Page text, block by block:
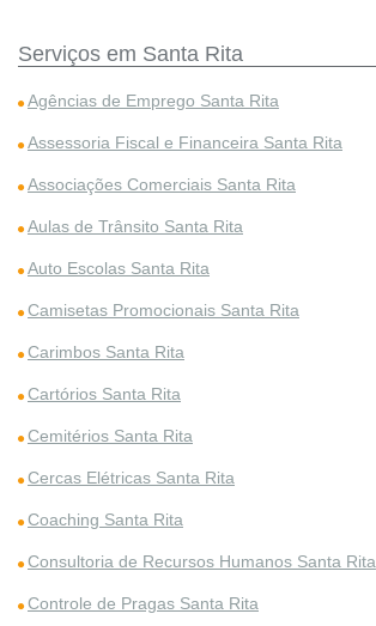
Serviços em Santa Rita
Agências de Emprego Santa Rita
Assessoria Fiscal e Financeira Santa Rita
Associações Comerciais Santa Rita
Aulas de Trânsito Santa Rita
Auto Escolas Santa Rita
Camisetas Promocionais Santa Rita
Carimbos Santa Rita
Cartórios Santa Rita
Cemitérios Santa Rita
Cercas Elétricas Santa Rita
Coaching Santa Rita
Consultoria de Recursos Humanos Santa Rita
Controle de Pragas Santa Rita